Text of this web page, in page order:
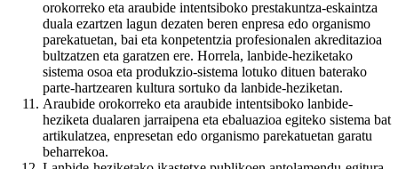
orokorreko eta araubide intentsiboko prestakuntza-eskaintza
duala ezartzen lagun dezaten beren enpresa edo organismo
parekatuetan, bai eta konpetentzia profesionalen akreditazioa
bultzatzen eta garatzen ere. Horrela, lanbide-heziketako
sistema osoa eta produkzio-sistema lotuko dituen baterako
parte-hartzearen kultura sortuko da lanbide-heziketan.
Araubide orokorreko eta araubide intentsiboko lanbide-
heziketa dualaren jarraipena eta ebaluazioa egiteko sistema bat
artikulatzea, enpresetan edo organismo parekatuetan garatu
beharrekoa.